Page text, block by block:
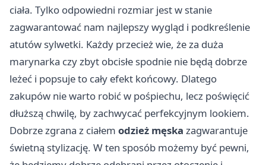
ciała. Tylko odpowiedni rozmiar jest w stanie
zagwarantować nam najlepszy wygląd i podkreślenie
atutów sylwetki. Każdy przecież wie, że za duża
marynarka czy zbyt obcisłe spodnie nie będą dobrze
leżeć i popsuje to cały efekt końcowy. Dlatego
zakupów nie warto robić w pośpiechu, lecz poświęcić
dłuższą chwilę, by zachwycać perfekcyjnym lookiem.
Dobrze zgrana z ciałem odzież męska zagwarantuje
świetną stylizację. W ten sposób możemy być pewni,